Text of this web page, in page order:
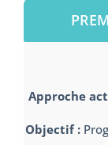
Approche
Objectif :